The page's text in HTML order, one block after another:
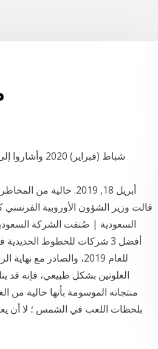
أبريل 18, 2019.
قالت وزير الشؤون الأوروبية
أفضل 3 شركات للخطوط
الغلوتين بشكل طبيعي، فإنه قد
منتجاته الموسومة بأنها خالية من
بلحظات اللعب في الشمس ؛ لا أن